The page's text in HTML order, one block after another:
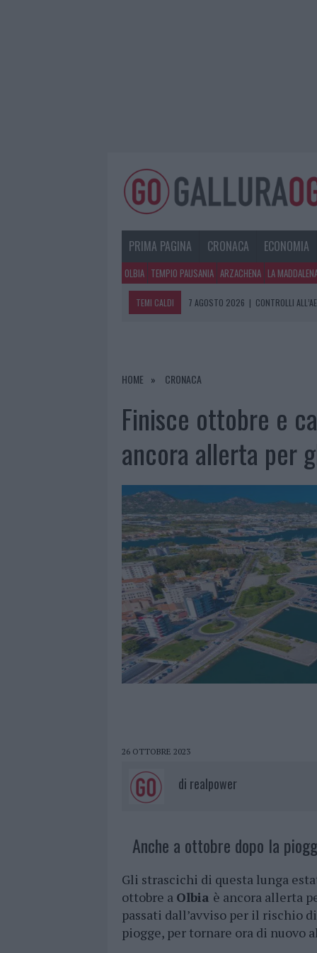
PRIMA PAGINA CRONACA ECONOMIA
OLBIA TEMPIO PAUSANIA ARZACHENA LA
TEMI CALDI 7 AGOSTO 2026 | MIGLIORI
7 AGOSTO 2026
|
7 AGOSTO 2026
| CONTROLLI ALL’AEROPORTO DI
HOME CRONACA
Finisce ottobre e
ancora allerta per
26 OTTOBRE 2023
di realpower
Anche a ottobre dopo la
Gli strascichi di questa lunga
ottobre a Olbia è ancora allerta
passati dall’avviso per il rischio
piogge, per tornare ora di nuovo